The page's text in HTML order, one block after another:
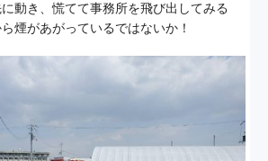
動き、慌てて事務所を飛び出してみる
煙があがっているではないか！